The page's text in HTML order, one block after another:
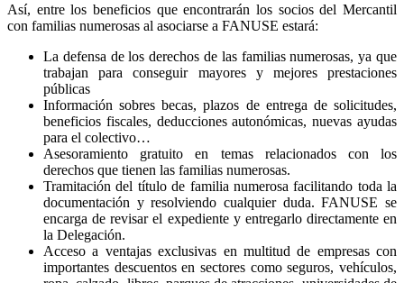
Así, entre los beneficios que encontrarán los socios del Mercantil
con familias numerosas al asociarse a FANUSE estará:
La defensa de los derechos de las familias numerosas, ya que
trabajan para conseguir mayores y mejores prestaciones
públicas
Información sobres becas, plazos de entrega de solicitudes,
beneficios fiscales, deducciones autonómicas, nuevas ayudas
para el colectivo…
Asesoramiento gratuito en temas relacionados con los
derechos que tienen las familias numerosas.
Tramitación del título de familia numerosa facilitando toda la
documentación y resolviendo cualquier duda. FANUSE se
encarga de revisar el expediente y entregarlo directamente en
la Delegación.
Acceso a ventajas exclusivas en multitud de empresas con
importantes descuentos en sectores como seguros, vehículos,